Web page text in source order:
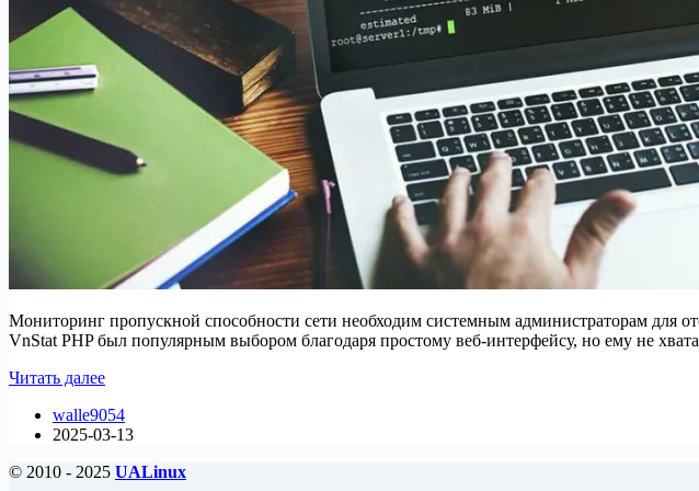
Мониторинг пропускной способности сети необходим системным администраторам для
VnStat PHP был популярным выбором благодаря простому веб-интерфейсу, но ему не
Читать далее5
VnStat
PHP
мониторинга
walle9054
2025-03-13
© 2010 - 2025 UALinux